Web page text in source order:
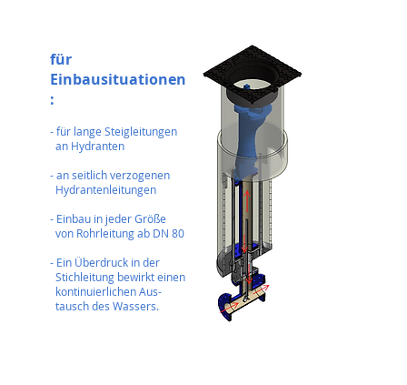
für
Einbausituationen
:
- für lange Steigleitungen
an Hydranten
- an seitlich verzogenen
Hydrantenleitungen
- Einbau in jeder Größe
von Rohrleitung ab DN 80
- Ein Überdruck in der
Stichleitung bewirkt einen
kontinuierlichen Aus-
tausch des Wassers.